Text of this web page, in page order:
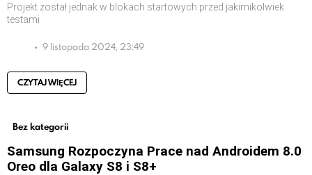
Projekt został jednak w blokach startowych przed jakimikolwiek
testami
9 listopada 2024, 23:49
CZYTAJ WIĘCEJ
Bez kategorii
Samsung Rozpoczyna Prace nad Androidem 8.0
Oreo dla Galaxy S8 i S8+